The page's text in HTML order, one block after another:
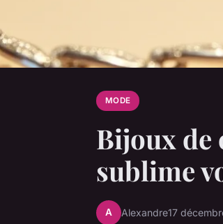
MODE
Bijoux de
sublime
A Alexandre17